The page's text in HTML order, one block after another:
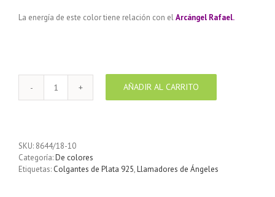
La energía de este color tiene relación con elArcángel Rafael.
Llamador
con
diseño
Arabesco
AÑADIR AL CARRITO
SKU: 8644/18-10
Categoría:De colores
Etiquetas: Colgantes de Plata 925,Llamadores de Ángeles